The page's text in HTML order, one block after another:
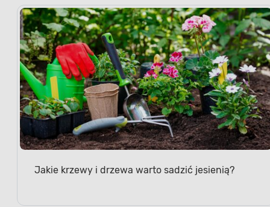
Jakie krzewy i drzewa warto sadzić jesienią?